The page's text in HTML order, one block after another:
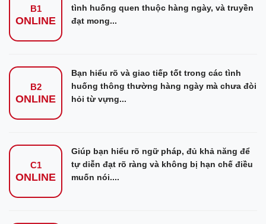
B1
ONLINE
tình huống quen thuộc hàng ngày, và truyền
đạt mong...
B2
ONLINE
Bạn hiểu rõ và giao tiếp tốt trong các tình
huống thông thường hàng ngày mà chưa đòi
hỏi từ vựng...
C1
ONLINE
Giúp bạn hiểu rõ ngữ pháp, đủ khả năng để
tự diễn đạt rõ ràng và không bị hạn chế điều
muốn nói....